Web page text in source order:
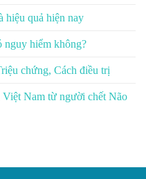
hiệu quả hiện nay
nguy hiểm không?
chứng, Cách điều trị
Nam từ người chết Não